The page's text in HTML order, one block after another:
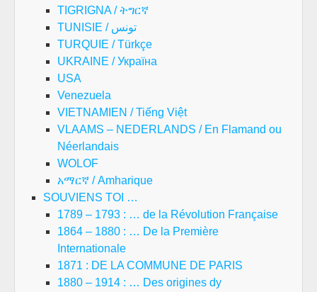
TIGRIGNA / ትግርኛ
TUNISIE / تونس
TURQUIE / Türkçe
UKRAINE / Україна
USA
Venezuela
VIETNAMIEN / Tiếng Việt
VLAAMS – NEDERLANDS / En Flamand ou
Néerlandais
WOLOF
አማርኛ / Amharique
SOUVIENS TOI …
1789 – 1793 : … de la Révolution Française
1864 – 1880 : … De la Première
Internationale
1871 : DE LA COMMUNE DE PARIS
1880 – 1914 : … Des origines dy